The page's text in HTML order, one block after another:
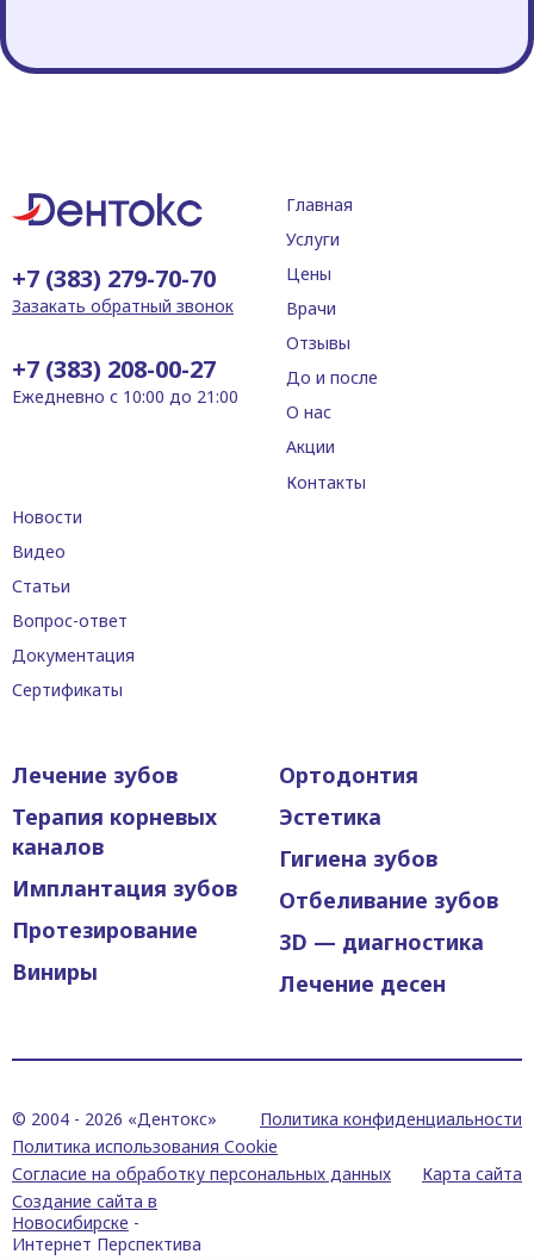
+7 (383) 279-70-70
Зазакать обратный звонок
+7 (383) 208-00-27
Ежедневно с 10:00 до 21:00
Главная
Услуги
Цены
Врачи
Отзывы
До и после
О нас
Контакты
Акции
Новости
Видео
Статьи
Вопрос-ответ
Документация
Сертификаты
Лечение зубов
Терапия корневых
каналов
Имплантация зубов
Протезирование
Виниры
Ортодонтия
Эстетика
Гигиена зубов
Отбеливание зубов
3D — диагностика
Лечение десен
© 2004 - 2026 «Дентокс»
Политика конфиденциальности
Политика использования Cookie
Согласие на обработку персональных данных
Карта сайта
Создание сайта в
Новосибирске -
Интернет Перспектива